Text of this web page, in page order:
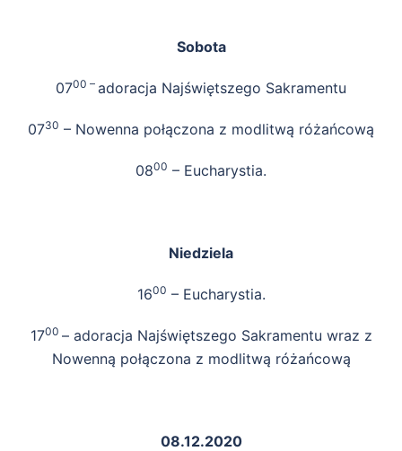
Sobota
0700 – adoracja Najświętszego Sakramentu
0730 – Nowenna połączona z modlitwą różańcową
0800 – Eucharystia.
Niedziela
1600 – Eucharystia.
1700 – adoracja Najświętszego Sakramentu wraz z
Nowenną połączona z modlitwą różańcową
08.12.2020